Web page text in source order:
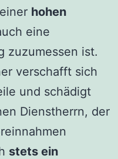
hohen
eine
zuzumessen ist.
verschafft sich
und schädigt
Dienstherrn, der
stets ein